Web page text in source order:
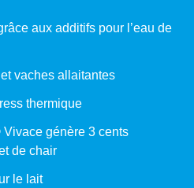
aux additifs pour l’eau de
vaches allaitantes
thermique
Vivace génère 3 cents
de chair
le lait